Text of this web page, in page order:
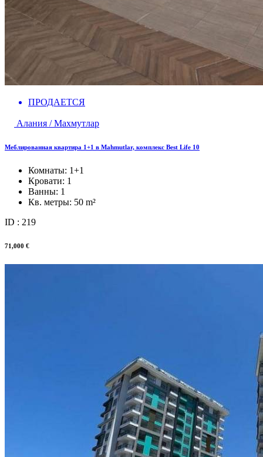
ПРОДАЕТСЯ
Алания / Махмутлар
Меблированная квартира 1+1 в Mahmutlar, комплекс Best Life 10
Комнаты: 1+1
Кровати: 1
Ванны: 1
Кв. метры: 50 m²
ID : 219
71,000 €